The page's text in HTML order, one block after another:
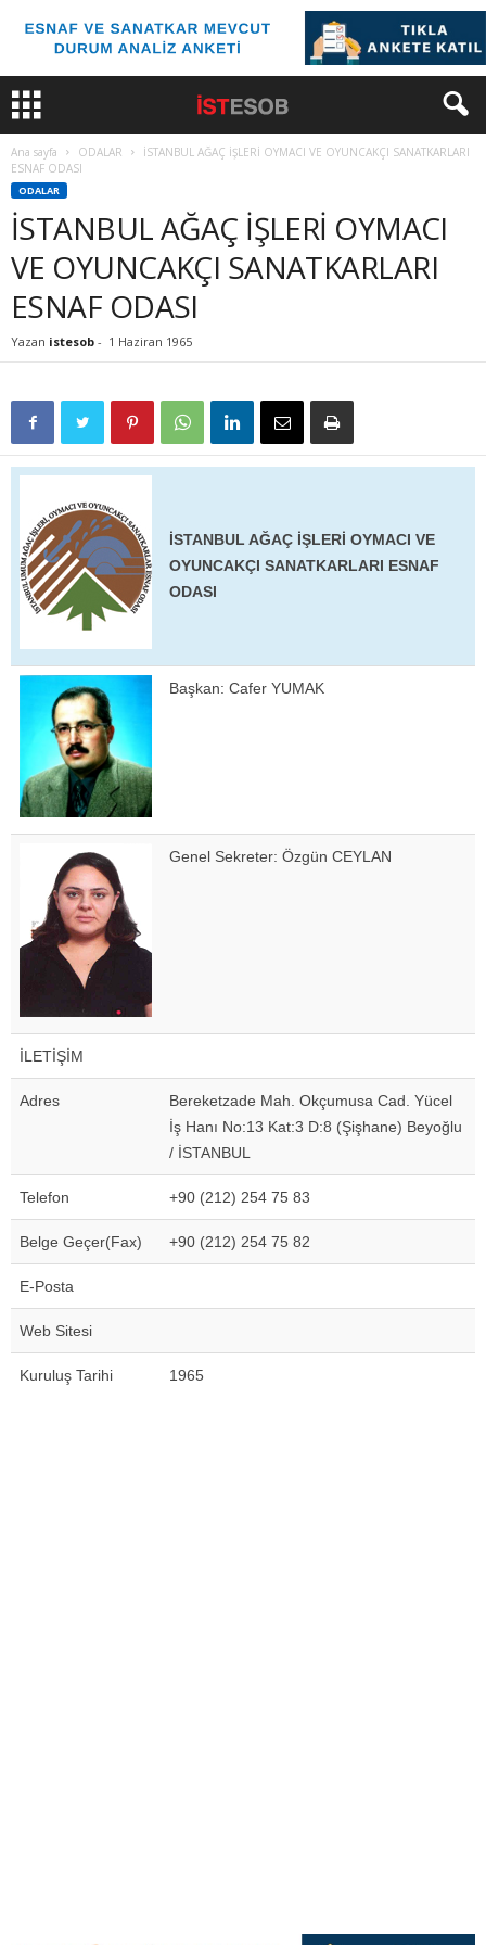
Ana sayfa ODALAR
İSTANBUL AĞAÇ İŞLERİ OYMACI VE OYUNCAKÇI SANATKARLARI
ESNAF ODASI
ODALAR
İSTANBUL AĞAÇ İŞLERİ OYMACI
VE OYUNCAKÇI SANATKARLARI
ESNAF ODASI
Yazan istesob - 1 Haziran 1965
İSTANBUL AĞAÇ İŞLERİ OYMACI VE
OYUNCAKÇI SANATKARLARI ESNAF
ODASI
Başkan: Cafer YUMAK
Genel Sekreter: Özgün CEYLAN
İLETİŞİM
Adres
Bereketzade Mah. Okçumusa Cad. Yücel
İş Hanı No:13 Kat:3 D:8 (Şişhane) Beyoğlu
/ İSTANBUL
Telefon +90 (212) 254 75 83
Belge Geçer(Fax) +90 (212) 254 75 82
E-Posta
Web Sitesi
Kuruluş Tarihi 1965